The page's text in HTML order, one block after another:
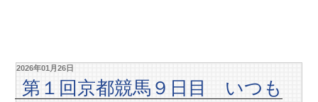
2026年01月26日
第１回京都競馬９日目 いつも